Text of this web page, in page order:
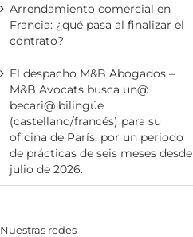
Arrendamiento comercial en
Francia: ¿qué pasa al finalizar el
contrato?
El despacho M&B Abogados –
M&B Avocats busca un@
becari@ bilingüe
(castellano/francés) para su
oficina de París, por un periodo
de prácticas de seis meses desde
julio de 2026.
Nuestras redes